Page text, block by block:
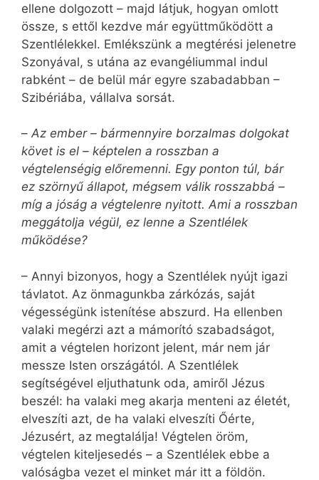
ellene dolgozott – majd látjuk, hogyan omlott
össze, s ettől kezdve már együttműködött a
Szentlélekkel. Emlékszünk a megtérési jelenetre
Szonyával, s utána az evangéliummal indul
rabként – de belül már egyre szabadabban –
Szibériába, vállalva sorsát.
– Az ember – bármennyire borzalmas dolgokat
követ is el – képtelen a rosszban a
végtelenségig előremenni. Egy ponton túl, bár
ez szörnyű állapot, mégsem válik rosszabbá –
míg a jóság a végtelenre nyitott. Ami a rosszban
meggátolja végül, ez lenne a Szentlélek
működése?
– Annyi bizonyos, hogy a Szentlélek nyújt igazi
távlatot. Az önmagunkba zárkózás, saját
végességünk istenítése abszurd. Ha ellenben
valaki megérzi azt a mámorító szabadságot,
amit a végtelen horizont jelent, már nem jár
messze Isten országától. A Szentlélek
segítségével eljuthatunk oda, amiről Jézus
beszél: ha valaki meg akarja menteni az életét,
elveszíti azt, de ha valaki elveszíti Őérte,
Jézusért, az megtalálja! Végtelen öröm,
végtelen kiteljesedés – a Szentlélek ebbe a
valóságba vezet el minket már itt a földön.